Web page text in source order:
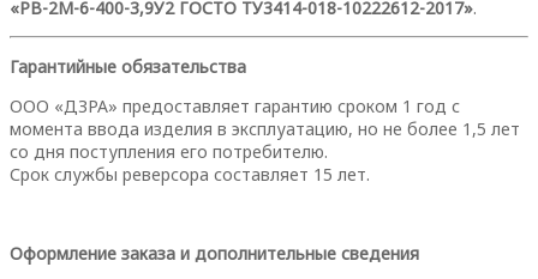
«РВ-2М-6-400-3,9У2 ГОСТО ТУ3414-018-10222612-2017».
Гарантийные обязательства
ООО «ДЗРА» предоставляет гарантию сроком 1 год с
момента ввода изделия в эксплуатацию, но не более 1,5 лет
со дня поступления его потребителю.
Срок службы реверсора составляет 15 лет.
Оформление заказа и дополнительные сведения